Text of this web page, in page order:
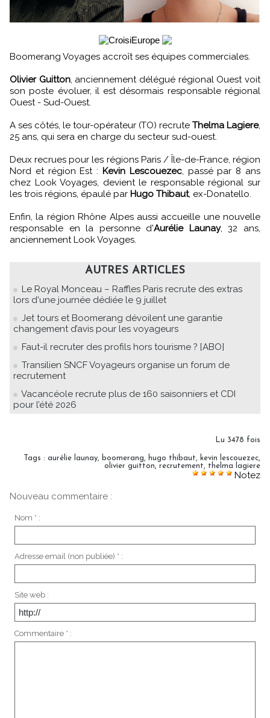
Boomerang Voyages accroît ses équipes commerciales.
Olivier Guitton, anciennement délégué régional Ouest voit
son poste évoluer, il est désormais responsable régional
Ouest - Sud-Ouest.
A ses côtés, le tour-opérateur (TO) recrute Thelma Lagiere,
25 ans, qui sera en charge du secteur sud-ouest.
Deux recrues pour les régions Paris / Île-de-France, région
Nord et région Est : Kevin Lescouezec, passé par 8 ans
chez Look Voyages, devient le responsable régional sur
les trois régions, épaulé par Hugo Thibaut, ex-Donatello.
Enfin, la région Rhône Alpes aussi accueille une nouvelle
responsable en la personne d'Aurélie Launay, 32 ans,
anciennement Look Voyages.
AUTRES ARTICLES
Le Royal Monceau – Raffles Paris recrute des extras
lors d'une journée dédiée le 9 juillet
Jet tours et Boomerang dévoilent une garantie
changement d’avis pour les voyageurs
Faut-il recruter des profils hors tourisme ? [ABO]
Transilien SNCF Voyageurs organise un forum de
recrutement
Vacancéole recrute plus de 160 saisonniers et CDI
pour l’été 2026
Lu 3478 fois
Tags : aurélie launay, boomerang, hugo thibaut, kevin lescouezec,
olivier guitton, recrutement, thelma lagiere
Notez
Nouveau commentaire :
Nom * :
Adresse email (non publiée) * :
Site web :
Commentaire * :